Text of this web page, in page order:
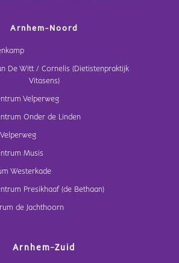
Arnhem-Noord
De Witt / Cornelis (Dietistenpraktijk
Vitasens)
Velperweg
Onder de Linden
Musis
Westerkade
Presikhaaf (de Bethaan)
de Jachthoorn
Arnhem-Zuid